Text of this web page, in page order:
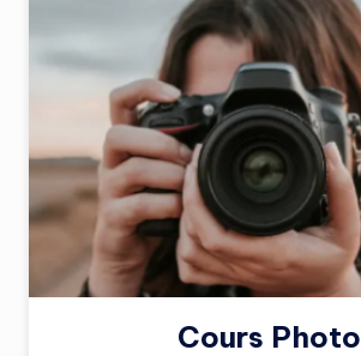
Cours Photo